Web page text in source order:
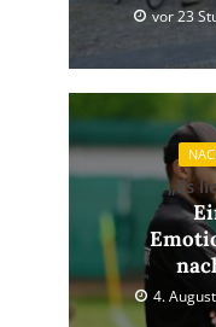
vor 23
„Es
4.